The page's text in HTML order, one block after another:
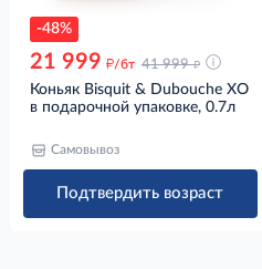
-48%
21 999 д/бт 41 999 д
Коньяк Bisquit & Dubouche XO
в подарочной упаковке, 0.7л
Самовывоз
Подтвердить возраст